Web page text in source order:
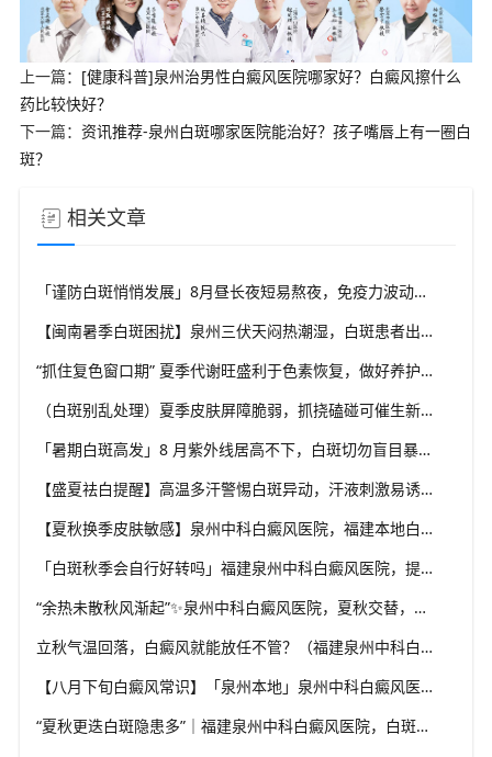
上一篇： [健康科普]泉州治男性白癜风医院哪家好？白癜风擦什么
药比较快好？
下一篇： 资讯推荐-泉州白斑哪家医院能治好？孩子嘴唇上有一圈白
斑？
相关文章
「谨防白斑悄悄发展」8月昼长夜短易熬夜，免疫力波动干扰黑素细胞，福建泉州中科白癜风医院教你安稳度过白癜风高发季
【闽南暑季白斑困扰】泉州三伏天闷热潮湿，白斑患者出汗后及时清洁，福建泉州中科白癜风医院解析夏季白斑诱因
“抓住复色窗口期” 夏季代谢旺盛利于色素恢复，做好养护结合规范干预，福建泉州中科白癜风医院助力白斑科学复色
（白斑别乱处理）夏季皮肤屏障脆弱，抓挠磕碰可催生新白斑，福建泉州中科白癜风医院科普盛夏白癜风防护小常识
「暑期白斑高发」8 月紫外线居高不下，白斑切勿盲目暴晒，福建泉州中科白癜风医院提醒做好科学防晒规避扩散风险
【盛夏祛白提醒】高温多汗警惕白斑异动，汗液刺激易诱发同形反应，福建泉州中科白癜风医院分享夏季白斑稳护要点
【夏秋换季皮肤敏感】泉州中科白癜风医院，福建本地白斑朋友，做好日常护理很关键
「白斑秋季会自行好转吗」福建泉州中科白癜风医院，提醒广大患者切勿抱有侥幸心理
“余热未散秋风渐起”✨泉州中科白癜风医院，夏秋交替，白癜风患者饮食要多留心
立秋气温回落，白癜风就能放任不管？（福建泉州中科白癜风医院）这些误区要避开
【八月下旬白癜风常识】「泉州本地」泉州中科白癜风医院，换季调适，守护皮肤健康状态
“夏秋更迭白斑隐患多”｜福建泉州中科白癜风医院，白斑出现变化，切莫盲目自行处理